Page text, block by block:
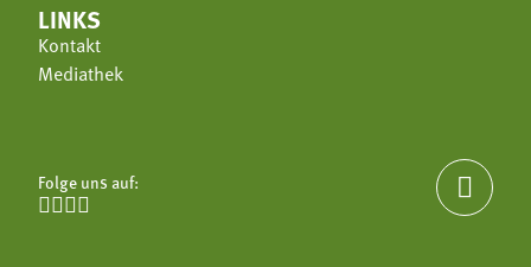
LINKS
Kontakt
Mediathek
Folge uns auf:
   
